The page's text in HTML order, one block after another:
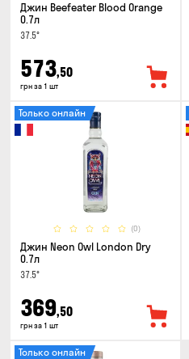
Джин Beefeater Blood Orange
0.7л
37.5°
573,50
грн за 1 шт
(0)
Только онлайн
Джин Neon Owl London Dry
0.7л
37.5°
369,50
грн за 1 шт
Только онлайн